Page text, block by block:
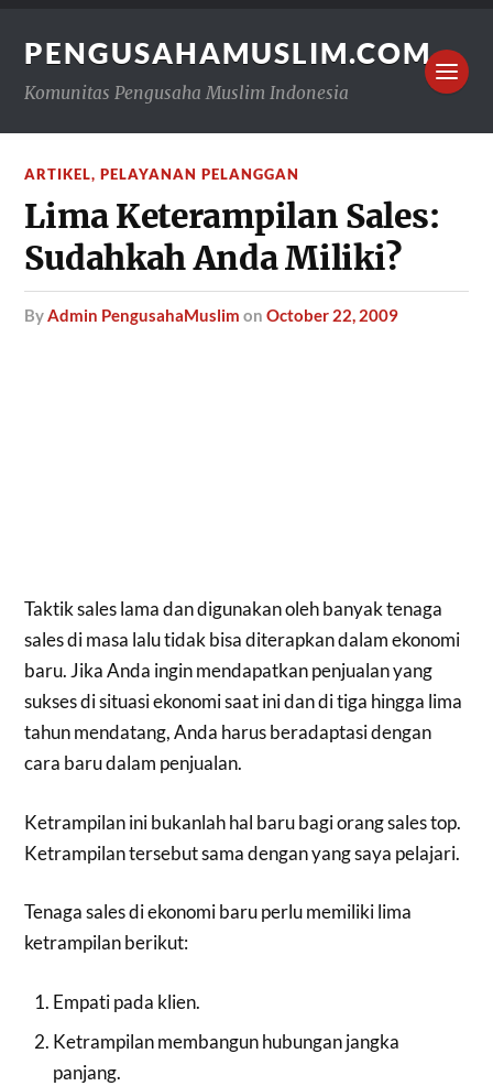
PENGUSAHAMUSLIM.COM
Komunitas Pengusaha Muslim Indonesia
ARTIKEL,PELAYANAN PELANGGAN
Lima Keterampilan Sales:
Sudahkah Anda Miliki?
byAdmin PengusahaMuslim onOctober 22, 2009
Taktik sales lama dan digunakan oleh banyak tenaga
sales di masa lalu tidak bisa diterapkan dalam ekonomi
baru. Jika Anda ingin mendapatkan penjualan yang
sukses di situasi ekonomi saat ini dan di tiga hingga lima
tahun mendatang, Anda harus beradaptasi dengan
cara baru dalam penjualan.
Ketrampilan ini bukanlah hal baru bagi orang sales top.
Ketrampilan tersebut sama dengan yang saya pelajari.
Tenaga sales di ekonomi baru perlu memiliki lima
ketrampilan berikut:
Empati pada klien.
Ketrampilan membangun hubungan jangka
panjang.